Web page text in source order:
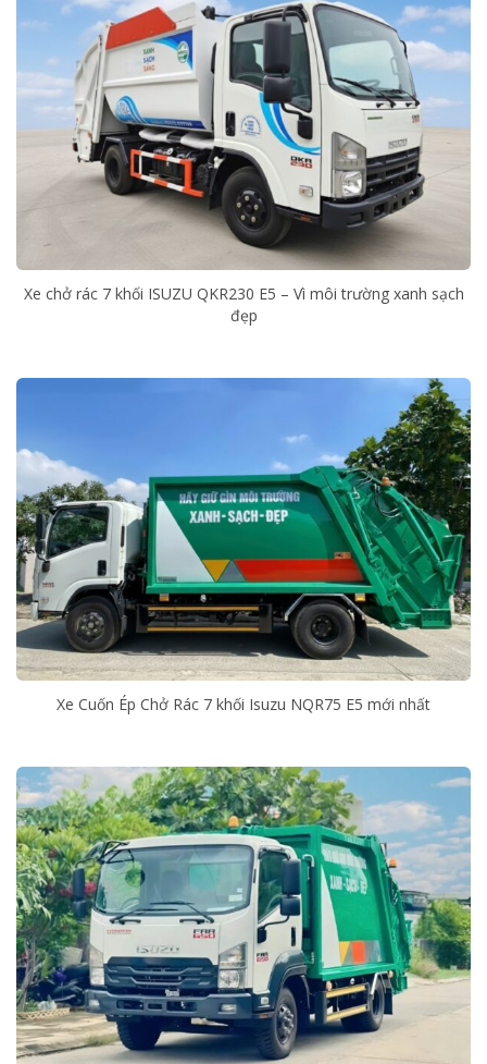
Xe chở rác 7 khối ISUZU QKR230 E5 – Vì môi trường xanh sạch
đẹp
Xe Cuốn Ép Chở Rác 7 khối Isuzu NQR75 E5 mới nhất